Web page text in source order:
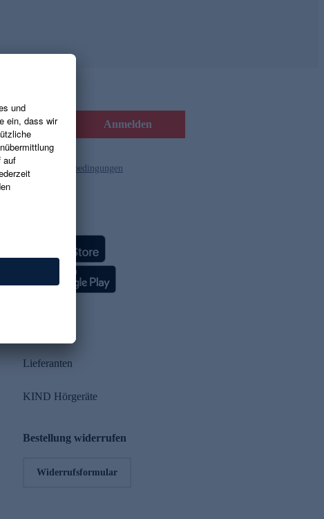
Anmelden
und die Gutscheinbedingungen
Lieferanten
KIND Hörgeräte
Bestellung widerrufen
Widerrufsformular